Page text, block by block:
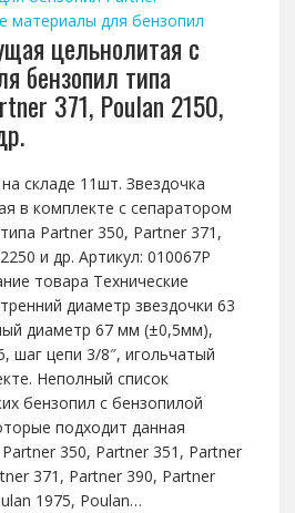
материалы для бензопил
цельнолитая с
бензопил типа
371, Poulan 2150,
складе 11шт. Звездочка
в комплекте с сепаратором
Partner 350, Partner 371,
и др. Артикул: 010067P
товара Технические
диаметр звездочки 63
диаметр 67 мм (±0,5мм),
шаг цепи 3/8″, игольчатый
Неполный список
бензопил с бензопилой
подходит данная
350, Partner 351, Partner
371, Partner 390, Partner
1975, Poulan…